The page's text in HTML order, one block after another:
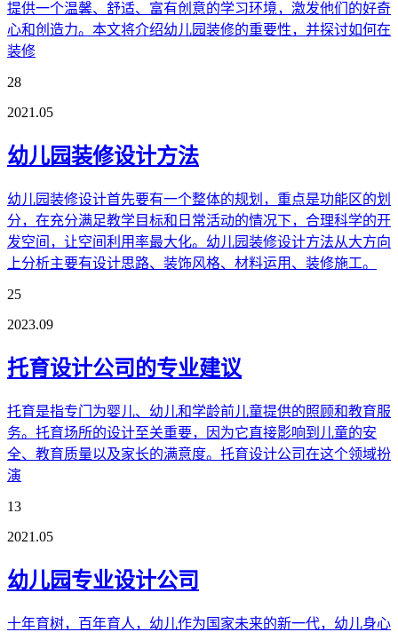
提供一个温馨、舒适、富有创意的学习环境，激发他们的好奇
心和创造力。本文将介绍幼儿园装修的重要性，并探讨如何在
装修
28
2021.05
幼儿园装修设计方法
幼儿园装修设计首先要有一个整体的规划，重点是功能区的划
分，在充分满足教学目标和日常活动的情况下，合理科学的开
发空间，让空间利用率最大化。幼儿园装修设计方法从大方向
上分析主要有设计思路、装饰风格、材料运用、装修施工。
25
2023.09
托育设计公司的专业建议
托育是指专门为婴儿、幼儿和学龄前儿童提供的照顾和教育服
务。托育场所的设计至关重要，因为它直接影响到儿童的安
全、教育质量以及家长的满意度。托育设计公司在这个领域扮
演
13
2021.05
幼儿园专业设计公司
十年育树，百年育人，幼儿作为国家未来的新一代，幼儿身心